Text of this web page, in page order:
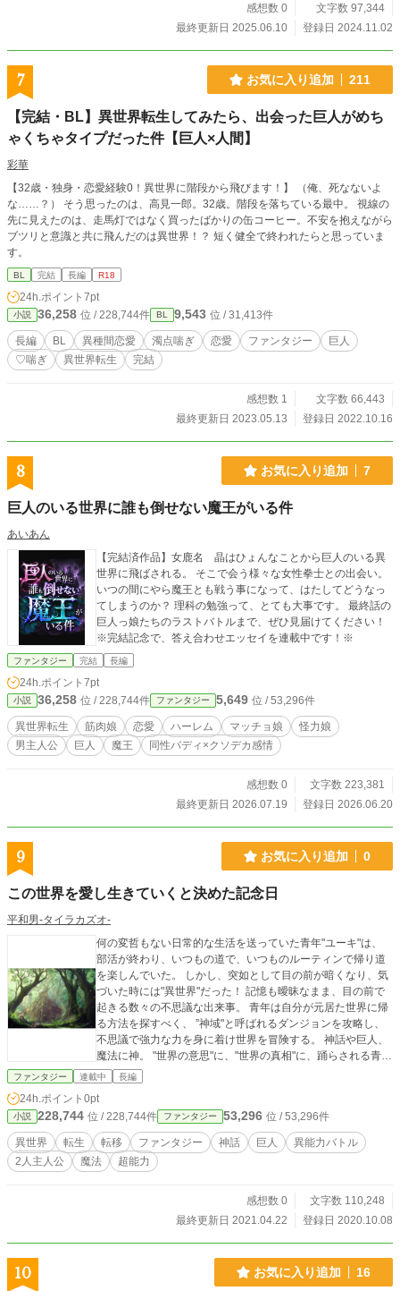
感想数 0
文字数 97,344
最終更新日 2025.06.10
登録日 2024.11.02
7 お気に入り追加 211
【完結・BL】異世界転生してみたら、出会った巨人がめち
ゃくちゃタイプだった件【巨人×人間】
彩華
【32歳・独身・恋愛経験0！異世界に階段から飛びます！】 （俺、死なないよ
な……？） そう思ったのは、高見一郎。32歳。階段を落ちている最中。 視線の
先に見えたのは、走馬灯ではなく買ったばかりの缶コーヒー。不安を抱えながら
ブツリと意識と共に飛んだのは異世界！？ 短く健全で終われたらと思っていま
す。
BL 完結 長編 R18
24h.ポイント 7pt
小説 36,258 位 / 228,744件 BL 9,543 位 / 31,413件
長編 BL 異種間恋愛 濁点喘ぎ 恋愛 ファンタジー
巨人
♡喘ぎ
異世界転生 完結
感想数 1
文字数 66,443
最終更新日 2023.05.13
登録日 2022.10.16
8 お気に入り追加 7
巨人のいる世界に誰も倒せない魔王がいる件
あいあん
【完結済作品】女鹿名 晶はひょんなことから巨人のいる異
世界に飛ばされる。 そこで会う様々な女性拳士との出会い。
いつの間にやら魔王とも戦う事になって、はたしてどうなっ
てしまうのか？ 理科の勉強って、とても大事です。 最終話の
巨人っ娘たちのラストバトルまで、ぜひ見届けてください！
※完結記念で、答え合わせエッセイを連載中です！※
ファンタジー 完結 長編
24h.ポイント 7pt
小説 36,258 位 / 228,744件 ファンタジー 5,649 位 / 53,296件
異世界転生 筋肉娘 恋愛 ハーレム マッチョ娘
怪力娘
男主人公
巨人 魔王 同性バディ×クソデカ感情
感想数 0
文字数 223,381
最終更新日 2026.07.19
登録日 2026.06.20
9 お気に入り追加 0
この世界を愛し生きていくと決めた記念日
平和男-タイラカズオ-
何の変哲もない日常的な生活を送っていた青年"ユーキ"は、
部活が終わり、いつもの道で、いつものルーティンで帰り道
を楽しんでいた。 しかし、突如として目の前が暗くなり、気
づいた時には"異世界"だった！ 記憶も曖昧なまま、目の前で
起きる数々の不思議な出来事。 青年は自分が元居た世界に帰
る方法を探すべく、 ”神域"と呼ばれるダンジョンを攻略し、
不思議で強力な力を身に着け世界を冒険する。 神話や巨人、
魔法に神。 "世界の意思"に、"世界の真相"に、踊らされる青
年"ユーキ"。 陽気な青年"レン"やユニークな仲間と共に旅が始
ファンタジー 連載中 長編
24h.ポイント 0pt
小説 228,744 位 / 228,744件 ファンタジー 53,296 位 / 53,296件
異世界 転生 転移 ファンタジー 神話 巨人
異能力バトル
2人主人公
魔法 超能力
感想数 0
文字数 110,248
最終更新日 2021.04.22
登録日 2020.10.08
10 お気に入り追加 16